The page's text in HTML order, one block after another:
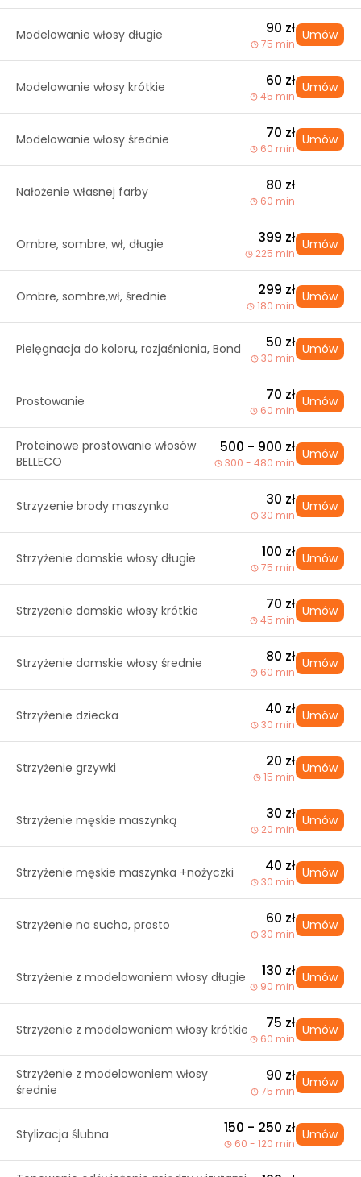
Modelowanie włosy długie 90 zł
75 min
Umów
Modelowanie włosy krótkie 60 zł
45 min
Umów
Modelowanie włosy średnie 70 zł
60 min
Umów
Nałożenie własnej farby 80 zł
60 min
Ombre, sombre, wł, długie 399 zł
225 min
Umów
Ombre, sombre,wł, średnie 299 zł
180 min
Umów
Pielęgnacja do koloru, rozjaśniania, Bond 50 zł
30 min
Umów
Prostowanie 70 zł
60 min
Umów
Proteinowe prostowanie włosów
BELLECO
500 - 900 zł
300 - 480 min
Umów
Strzyzenie brody maszynka 30 zł
30 min
Umów
Strzyżenie damskie włosy długie 100 zł
75 min
Umów
Strzyżenie damskie włosy krótkie 70 zł
45 min
Umów
Strzyżenie damskie włosy średnie 80 zł
60 min
Umów
Strzyżenie dziecka 40 zł
30 min
Umów
Strzyżenie grzywki 20 zł
15 min
Umów
Strzyżenie męskie maszynką 30 zł
20 min
Umów
Strzyżenie męskie maszynka +nożyczki 40 zł
30 min
Umów
Strzyżenie na sucho, prosto 60 zł
30 min
Umów
Strzyżenie z modelowaniem włosy długie 130 zł
90 min
Umów
Strzyżenie z modelowaniem włosy krótkie 75 zł
60 min
Umów
Strzyżenie z modelowaniem włosy
średnie
90 zł
75 min
Umów
Stylizacja ślubna 150 - 250 zł
60 - 120 min
Umów